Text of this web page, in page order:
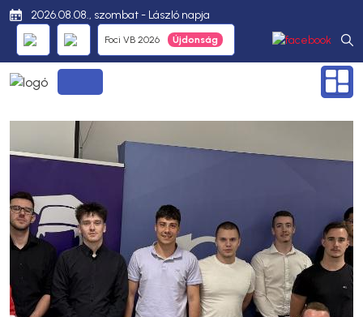
2026.08.08., szombat - László napja
Foci VB 2026